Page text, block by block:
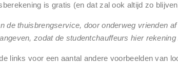
is gratis (en dat zal ook altijd zo
de thuisbrengservice, door onderweg vrienden
zodat de studentchauffeurs hier
links voor een aantal andere voorbeelden van